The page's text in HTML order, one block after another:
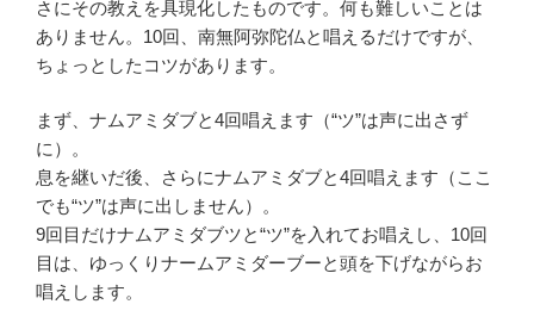
さにその教えを具現化したものです。何も難しいことは
ありません。10回、南無阿弥陀仏と唱えるだけですが、
ちょっとしたコツがあります。
まず、ナムアミダブと4回唱えます（“ツ”は声に出さず
に）。
息を継いだ後、さらにナムアミダブと4回唱えます（ここ
でも“ツ”は声に出しません）。
9回目だけナムアミダブツと“ツ”を入れてお唱えし、10回
目は、ゆっくりナームアミダーブーと頭を下げながらお
唱えします。